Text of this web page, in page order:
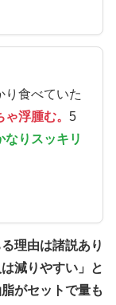
り食べていた
浮腫む。 5
なりスッキリ
理由は諸説あり
減りやすい」と
がセットで量も